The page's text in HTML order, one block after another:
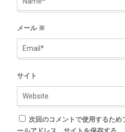
メール ※
サイト
次回のコメントで使用するため